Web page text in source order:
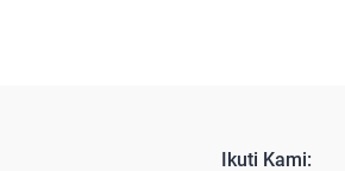
Ikuti Kami: